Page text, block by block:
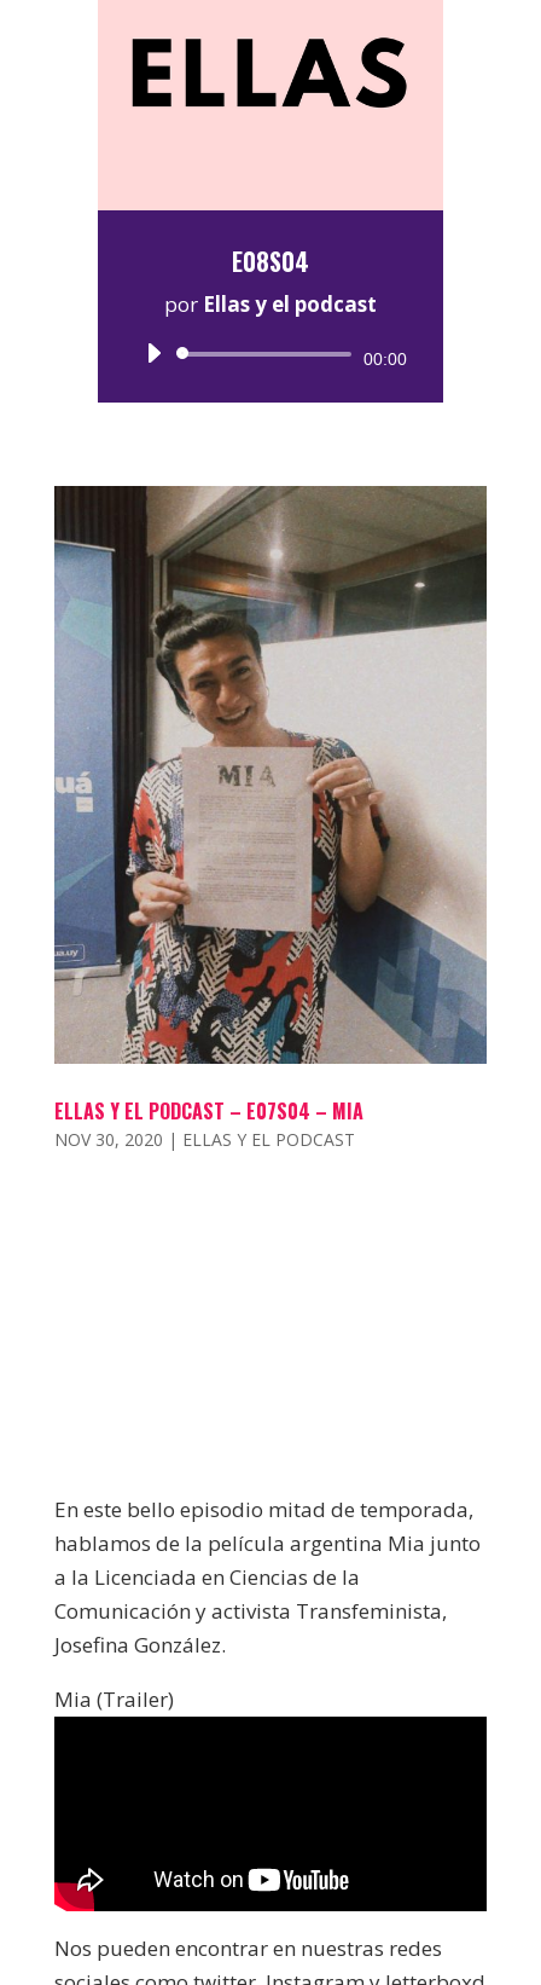
E08S04
por Ellas y el podcast
Reproductor
00:00
ELLAS Y EL PODCAST – E07S04 – MIA
NOV 30, 2020 | ELLAS Y EL PODCAST
En este bello episodio mitad de temporada,
hablamos de la película argentina Mia junto
a la Licenciada en Ciencias de la
Comunicación y activista Transfeminista,
Josefina González.
Mia (Trailer)
Nos pueden encontrar en nuestras redes